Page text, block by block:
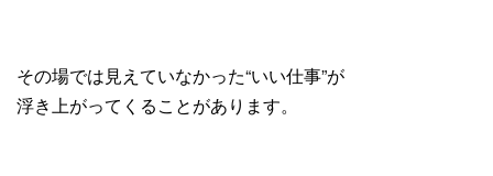
その場では見えていなかった“いい仕事”が
浮き上がってくることがあります。